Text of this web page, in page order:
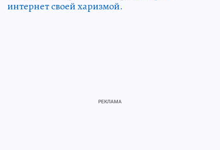
интернет своей харизмой.